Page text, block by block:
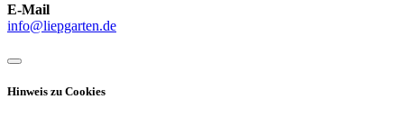
E-Mail
info@liepgarten.de
Hinweis zu Cookies